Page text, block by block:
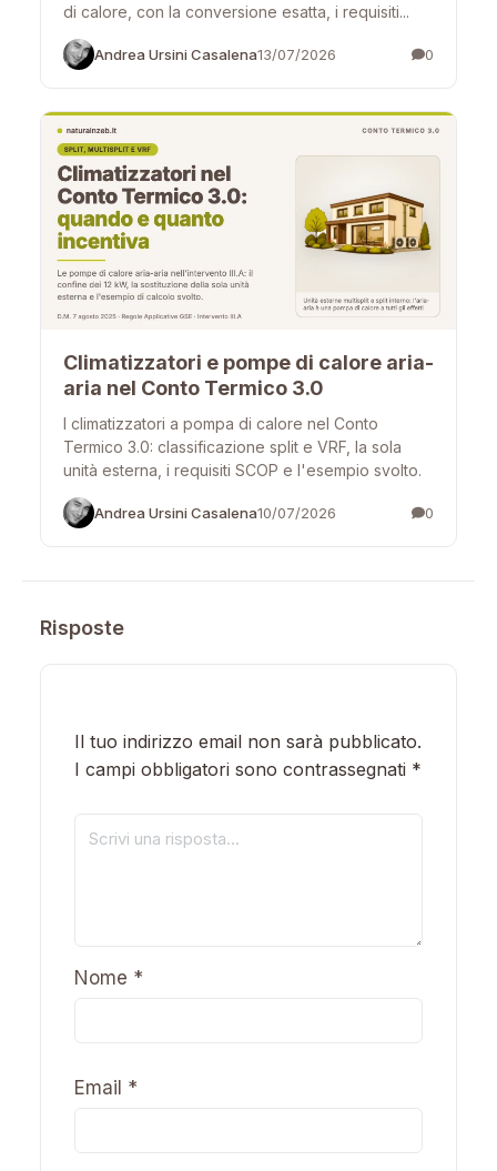
di calore, con la conversione esatta, i requisiti...
Andrea Ursini Casalena13/07/2026 0
Climatizzatori e pompe di calore aria-
aria nel Conto Termico 3.0
I climatizzatori a pompa di calore nel Conto
Termico 3.0: classificazione split e VRF, la sola
unità esterna, i requisiti SCOP e l'esempio svolto.
Andrea Ursini Casalena10/07/2026 0
Risposte
Il tuo indirizzo email non sarà pubblicato.
I campi obbligatori sono contrassegnati *
Nome *
Email *